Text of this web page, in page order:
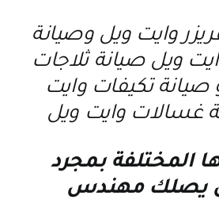
وايت ويل وصيانة
ويل صيانة ثلاجات
صيانة تكيفات وايت
غسالات وايت ويل
المختلفة بمجرد
يصلك مهندس